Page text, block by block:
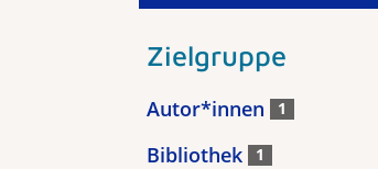
Zielgruppe
Autor*innen 1
Bibliothek 1